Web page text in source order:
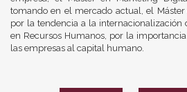
tomando en el mercado actual, el
por la tendencia a la internacionalización
en Recursos Humanos, por la
las empresas al capital humano.